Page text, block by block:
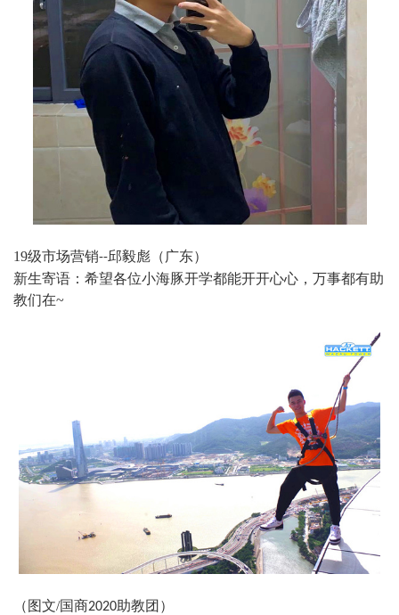
19级市场营销--邱毅彪（广东）
新生寄语：希望各位小海豚开学都能开开心心，万事都有助
教们在~
（图文/国商2020助教团）